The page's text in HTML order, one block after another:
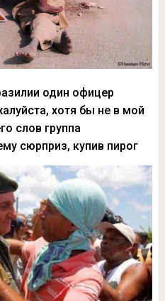
один офицер
хотя бы не в мой
слов группа
сюрприз, купив пирог